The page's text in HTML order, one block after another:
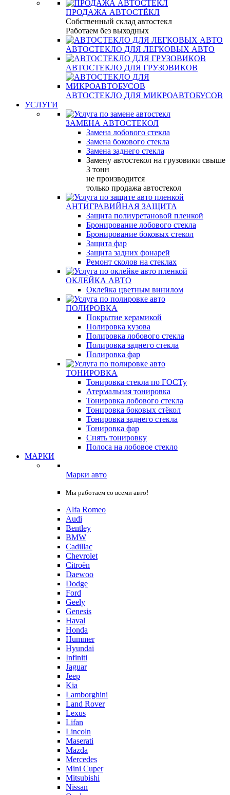
ПРОДАЖА АВТОСТЁКЛ
Собственный склад автостекл
Работаем без выходных
АВТОСТЕКЛО ДЛЯ ЛЕГКОВЫХ АВТО
АВТОСТЕКЛО ДЛЯ ГРУЗОВИКОВ
АВТОСТЕКЛО ДЛЯ МИКРОАВТОБУСОВ
УСЛУГИ
ЗАМЕНА АВТОСТЕКОЛ
Замена лобового стекла
Замена бокового стекла
Замена заднего стекла
Замену автостекол на грузовики свыше
3 тонн
не производится
только продажа автостекол
АНТИГРАВИЙНАЯ ЗАЩИТА
Защита полиуретановой пленкой
Бронирование лобового стекла
Бронирование боковых стекол
Защита фар
Защита задних фонарей
Ремонт сколов на стеклах
ОКЛЕЙКА АВТО
Оклейка цветным винилом
ПОЛИРОВКА
Покрытие керамикой
Полировка кузова
Полировка лобового стекла
Полировка заднего стекла
Полировка фар
ТОНИРОВКА
Тонировка стекла по ГОСТу
Атермальная тонировка
Тонировка лобового стекла
Тонировка боковых стёкол
Тонировка заднего стекла
Тонировка фар
Снять тонировку
Полоса на лобовое стекло
МАРКИ
Марки авто
Мы работаем со всеми авто!
Alfa Romeo
Audi
Bentley
BMW
Cadillac
Chevrolet
Citroën
Daewoo
Dodge
Ford
Geely
Genesis
Haval
Honda
Hummer
Hyundai
Infiniti
Jaguar
Jeep
Kia
Lamborghini
Land Rover
Lexus
Lifan
Lincoln
Maserati
Mazda
Mercedes
Mini Cuper
Mitsubishi
Nissan